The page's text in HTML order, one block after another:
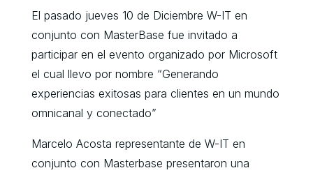
El pasado jueves 10 de Diciembre W-IT en
conjunto con MasterBase fue invitado a
participar en el evento organizado por Microsoft
el cual llevo por nombre “Generando
experiencias exitosas para clientes en un mundo
omnicanal y conectado”
Marcelo Acosta representante de W-IT en
conjunto con Masterbase presentaron una